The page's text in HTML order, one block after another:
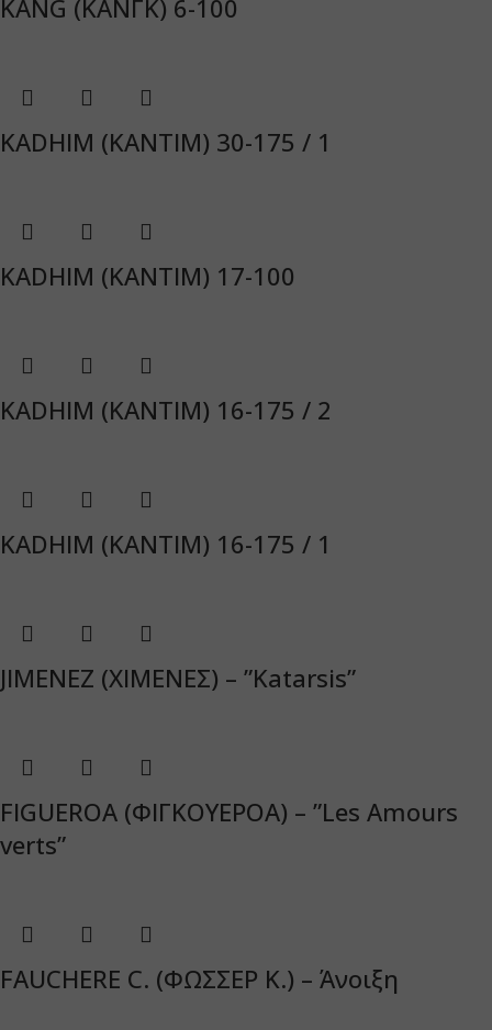
KANG (ΚΑΝΓΚ) 6-100
KADHIM (ΚΑΝΤΙΜ) 30-175 / 1
KADHIM (ΚΑΝΤΙΜ) 17-100
KADHIM (ΚΑΝΤΙΜ) 16-175 / 2
KADHIM (ΚΑΝΤΙΜ) 16-175 / 1
JIMENEZ (ΧΙΜΕΝΕΣ) – ”Katarsis”
FIGUEROA (ΦΙΓΚΟΥΕΡΟΑ) – ”Les Amours
verts”
FAUCHERE C. (ΦΩΣΣΕΡ K.) – Άνοιξη